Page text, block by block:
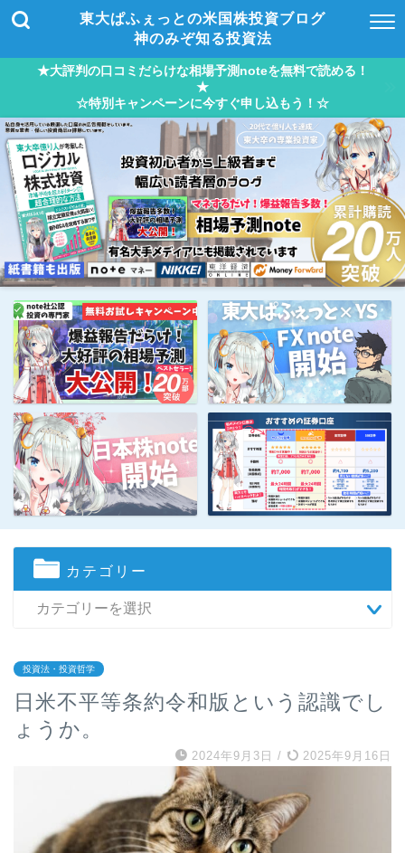
東大ぱふぇっとの米国株投資ブログ
神のみぞ知る投資法
★大評判の口コミだらけな相場予測noteを無料で読める！
★
☆特別キャンペーンに今すぐ申し込もう！☆
カテゴリー
投資法・投資哲学
日米不平等条約令和版という認識でし
ょうか。
2024年9月3日 / 2025年9月16日